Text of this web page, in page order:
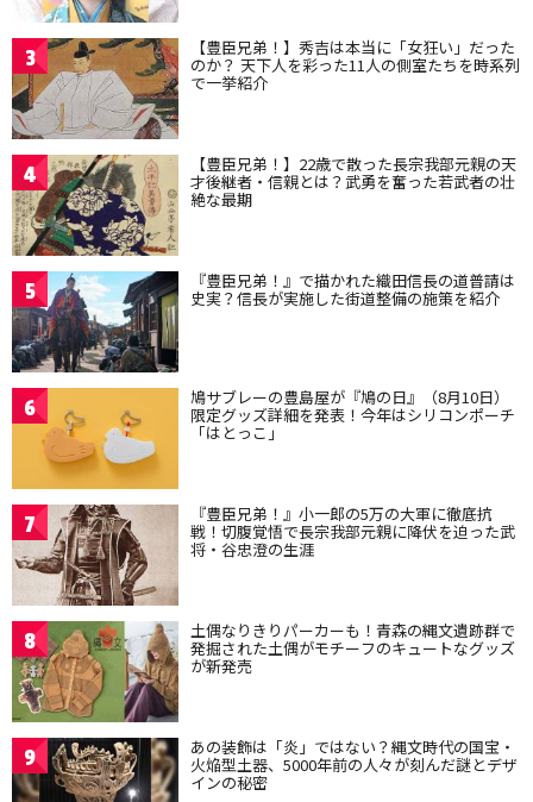
3 【豊臣兄弟！】秀吉は本当に「女狂い」だった
のか？ 天下人を彩った11人の側室たちを時系列
で一挙紹介
4 【豊臣兄弟！】22歳で散った長宗我部元親の天
才後継者・信親とは？武勇を奮った若武者の壮
絶な最期
5 『豊臣兄弟！』で描かれた織田信長の道普請は
史実？信長が実施した街道整備の施策を紹介
6 鳩サブレーの豊島屋が『鳩の日』（8月10日）
限定グッズ詳細を発表！今年はシリコンポーチ
「はとっこ」
7 『豊臣兄弟！』小一郎の5万の大軍に徹底抗
戦！切腹覚悟で長宗我部元親に降伏を迫った武
将・谷忠澄の生涯
8 土偶なりきりパーカーも！青森の縄文遺跡群で
発掘された土偶がモチーフのキュートなグッズ
が新発売
9 あの装飾は「炎」ではない？縄文時代の国宝・
火焔型土器、5000年前の人々が刻んだ謎とデザ
インの秘密